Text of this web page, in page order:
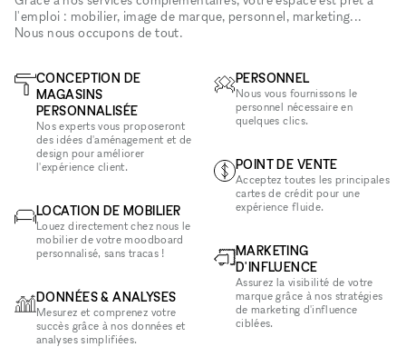
l'emploi : mobilier, image de marque, personnel, marketing...
Nous nous occupons de tout.
CONCEPTION DE
MAGASINS
PERSONNALISÉE
Nos experts vous proposeront
des idées d'aménagement et de
design pour améliorer
l'expérience client.
LOCATION DE MOBILIER
Louez directement chez nous le
mobilier de votre moodboard
personnalisé, sans tracas !
DONNÉES & ANALYSES
Mesurez et comprenez votre
succès grâce à nos données et
analyses simplifiées.
PERSONNEL
Nous vous fournissons le
personnel nécessaire en
quelques clics.
POINT DE VENTE
Acceptez toutes les principales
cartes de crédit pour une
expérience fluide.
MARKETING
D'INFLUENCE
Assurez la visibilité de votre
marque grâce à nos stratégies
de marketing d'influence
ciblées.